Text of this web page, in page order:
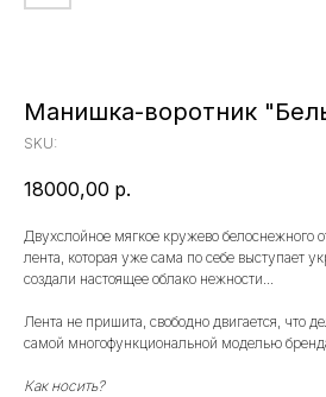
Манишка-воротник
SKU:
18000,00 р.
Двухслойное мягкое кружево белоснежного
лента, которая уже сама по себе выступает
создали настоящее облако нежности...
Лента не пришита, свободно двигается, что
самой многофункциональной моделью
Как носить?